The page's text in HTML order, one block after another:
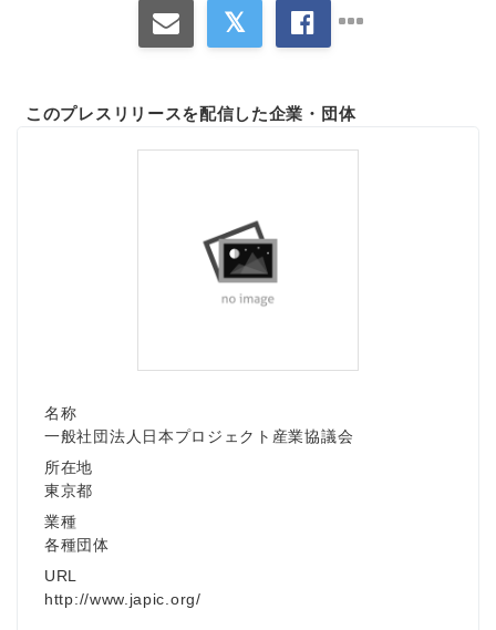
このプレスリリースを配信した企業・団体
名称
一般社団法人日本プロジェクト産業協議会
所在地
東京都
業種
各種団体
URL
http://www.japic.org/